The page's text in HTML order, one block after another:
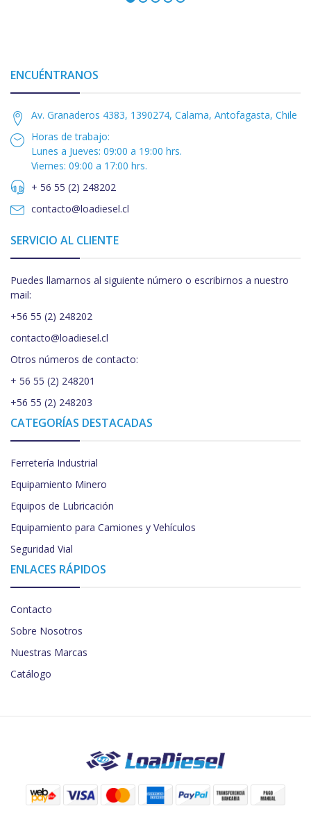
ENCUÉNTRANOS
Av. Granaderos 4383, 1390274, Calama, Antofagasta, Chile
Horas de trabajo:
Lunes a Jueves: 09:00 a 19:00 hrs.
Viernes: 09:00 a 17:00 hrs.
+ 56 55 (2) 248202
contacto@loadiesel.cl
SERVICIO AL CLIENTE
Puedes llamarnos al siguiente número o escribirnos a nuestro
mail:
+56 55 (2) 248202
contacto@loadiesel.cl
Otros números de contacto:
+ 56 55 (2) 248201
+56 55 (2) 248203
CATEGORÍAS DESTACADAS
Ferretería Industrial
Equipamiento Minero
Equipos de Lubricación
Equipamiento para Camiones y Vehículos
Seguridad Vial
ENLACES RÁPIDOS
Contacto
Sobre Nosotros
Nuestras Marcas
Catálogo